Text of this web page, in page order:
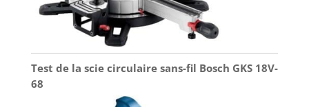
Test de la scie circulaire sans-fil Bosch GKS 18V-
68